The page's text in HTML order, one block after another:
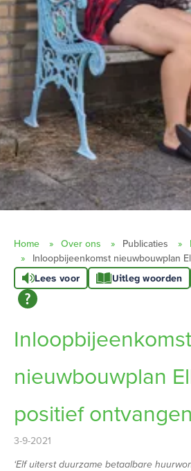
Home Over ons Publicaties
Inloopbijeenkomst nieuwbouwplan
Lees voor Uitleg woorden
Inloopbijeenkomst
nieuwbouwplan
positief ontvangen
3-9-2021
‘Elf uiterst duurzame betaalbare